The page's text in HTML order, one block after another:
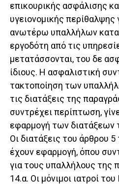
επικουρικής ασφάλισης
υγειονομικής
ανωτέρω υπαλλήλων
εργοδότη από τις
μετατάσσονται, του δε
ίδιους. Η ασφαλιστική
τακτοποίηση των
τις διατάξεις της
συντρέχει περίπτωση,
εφαρμογή των διατάξεων
Οι διατάξεις του άρθρου
έχουν εφαρμογή, όπου
για τους υπαλλήλους της
14.α. Οι μόνιμοι ιατροί